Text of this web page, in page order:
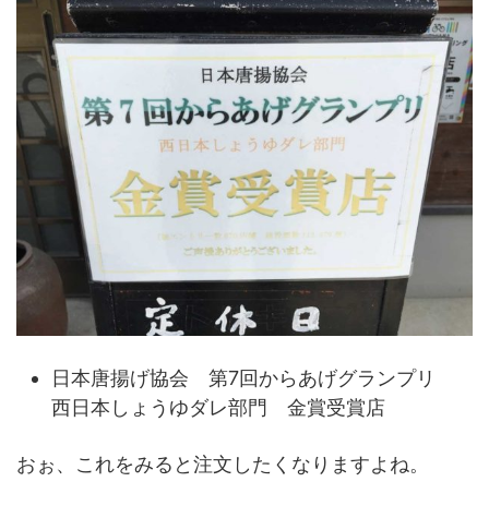
日本唐揚げ協会 第7回からあげグランプリ
西日本しょうゆダレ部門 金賞受賞店
おぉ、これをみると注文したくなりますよね。